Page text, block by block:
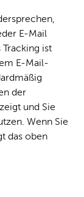
E-Mail
ist
E-Mail-
der
und Sie
Wenn Sie
das oben